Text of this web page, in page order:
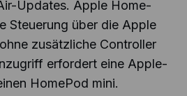
Updates. Apple Home-
Steuerung über die Apple
zusätzliche Controller
erfordert eine Apple-
HomePod mini.